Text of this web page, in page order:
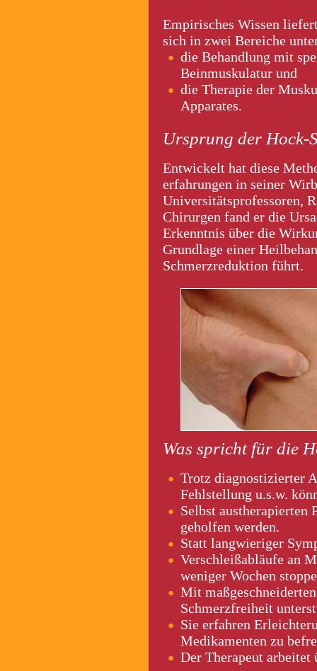
Empirisches Wissen
sich in zwei Bereiche
die Behandlung mit
Beinmuskulatur und
die Therapie der
Apparates.
Ursprung der Hock-
Entwickelt hat diese
erfahrungen in seiner
Universitätsprofessoren,
Chirurgen fand er die
Erkenntnis über die
Grundlage einer
Schmerzreduktion führt.
Was spricht für die
Trotz diagnostizierter
Fehlstellung u.s.w.
Selbst austherapierten
geholfen werden.
Statt langwieriger
Verschleißabläufe an
weniger Wochen
Mit
Schmerzfreiheit
Sie erfahren
Medikamenten zu
Der Therapeut arbeitet